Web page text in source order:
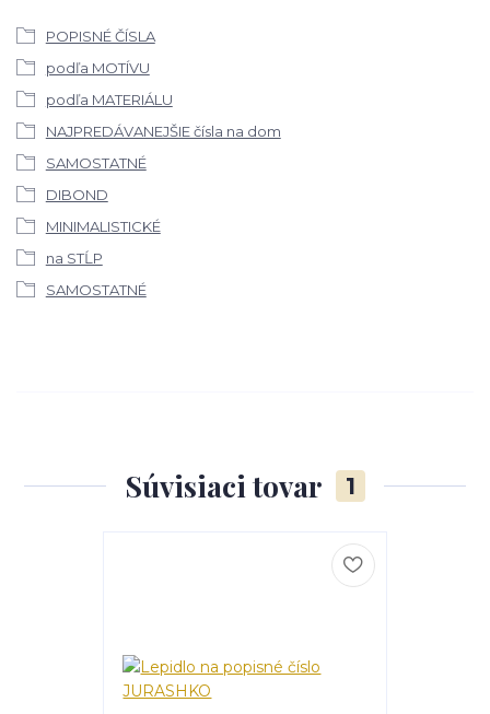
POPISNÉ ČÍSLA
podľa MOTÍVU
podľa MATERIÁLU
NAJPREDÁVANEJŠIE čísla na dom
SAMOSTATNÉ
DIBOND
MINIMALISTICKÉ
na STĹP
SAMOSTATNÉ
Súvisiaci tovar 1